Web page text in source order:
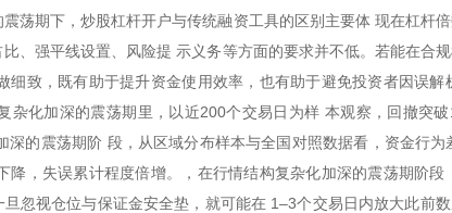
荡期下，炒股杠杆开户与传统融资工具的区别主要体 现在杠杆
、强平线设置、风险提 示义务等方面的要求并不低。若能在合
细致，既有助于提升资金使用效率，也有助于避免投资者因误解
杂化加深的震荡期里，以近200个交易日为样 本观察，回撤突
深的震荡期阶 段，从区域分布样本与全国对照数据看，资金行为
降，失误累计程度倍增。，在行情结构复杂化加深的震荡期阶段
忽视仓位与保证金安全垫，就可能在 1–3个交易日内放大此前